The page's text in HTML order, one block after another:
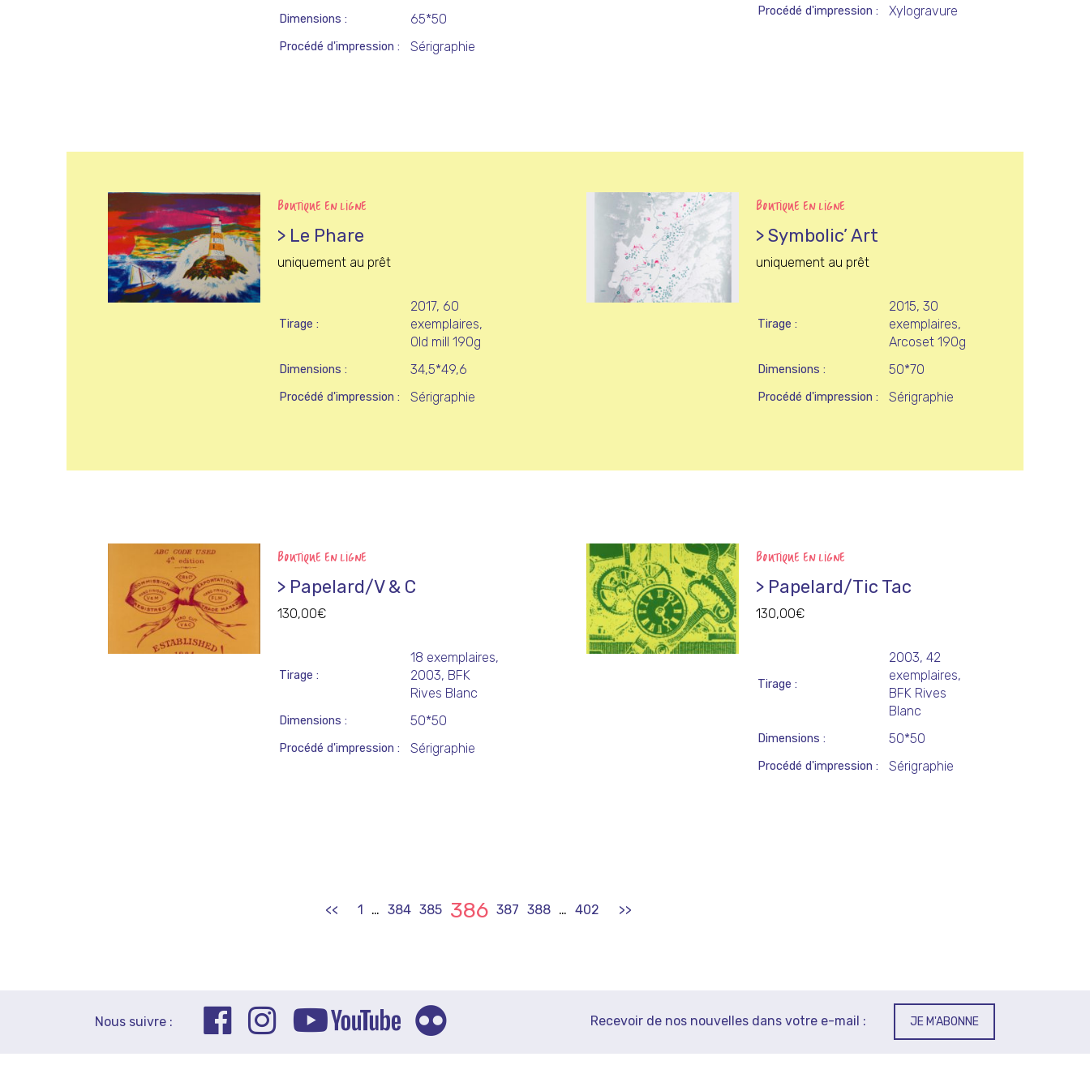
Dimensions 65*50
Procédé d'impression Sérigraphie
Procédé d'impression Xylogravure
BOUTIQUE EN LIGNE
> Le Phare
uniquement au prêt
Tirage
2017, 60
exemplaires,
Old mill 190g
Dimensions 34,5*49,6
Procédé d'impression Sérigraphie
BOUTIQUE EN LIGNE
> Symbolic’ Art
uniquement au prêt
Tirage
2015, 30
exemplaires,
Arcoset 190g
Dimensions 50*70
Procédé d'impression Sérigraphie
BOUTIQUE EN LIGNE
> Papelard/V & C
130,00€
Tirage
18 exemplaires,
2003, BFK
Rives Blanc
Dimensions 50*50
Procédé d'impression Sérigraphie
BOUTIQUE EN LIGNE
> Papelard/Tic Tac
130,00€
Tirage
2003, 42
exemplaires,
BFK Rives
Blanc
Dimensions 50*50
Procédé d'impression Sérigraphie
<< 1 … 384 385 386 387 388 … 402 >>
Nous suivre : Recevoir de nos nouvelles dans votre e-mail : JE M'ABONNE